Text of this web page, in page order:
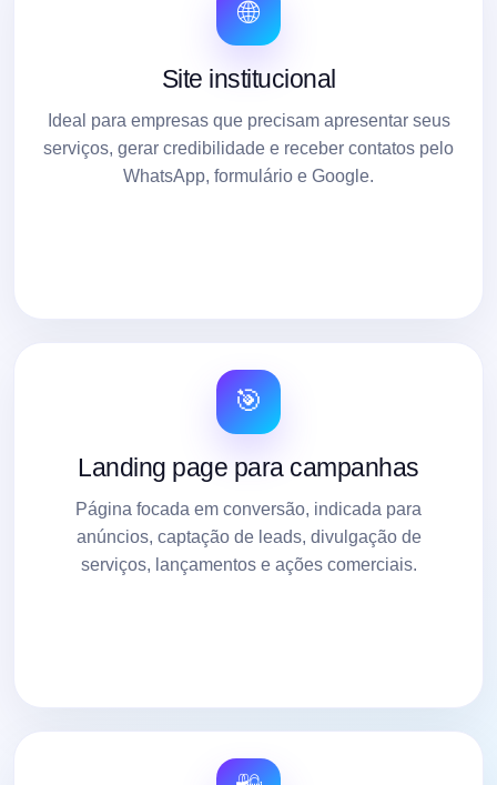
🌐
Site institucional
Ideal para empresas que precisam apresentar seus
serviços, gerar credibilidade e receber contatos pelo
WhatsApp, formulário e Google.
🎯
Landing page para campanhas
Página focada em conversão, indicada para
anúncios, captação de leads, divulgação de
serviços, lançamentos e ações comerciais.